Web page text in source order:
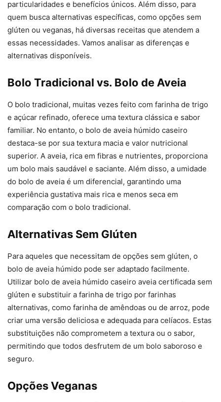
particularidades e benefícios únicos. Além disso, para
quem busca alternativas específicas, como opções sem
glúten ou veganas, há diversas receitas que atendem a
essas necessidades. Vamos analisar as diferenças e
alternativas disponíveis.
Bolo Tradicional vs. Bolo de Aveia
O bolo tradicional, muitas vezes feito com farinha de trigo
e açúcar refinado, oferece uma textura clássica e sabor
familiar. No entanto, o bolo de aveia húmido caseiro
destaca-se por sua textura macia e valor nutricional
superior. A aveia, rica em fibras e nutrientes, proporciona
um bolo mais saudável e saciante. Além disso, a umidade
do bolo de aveia é um diferencial, garantindo uma
experiência gustativa mais rica e menos seca em
comparação com o bolo tradicional.
Alternativas Sem Glúten
Para aqueles que necessitam de opções sem glúten, o
bolo de aveia húmido pode ser adaptado facilmente.
Utilizar bolo de aveia húmido caseiro aveia certificada sem
glúten e substituir a farinha de trigo por farinhas
alternativas, como farinha de amêndoas ou de arroz, pode
criar uma versão deliciosa e adequada para celíacos. Estas
substituições não comprometem a textura ou o sabor,
permitindo que todos desfrutem de um bolo saboroso e
seguro.
Opções Veganas